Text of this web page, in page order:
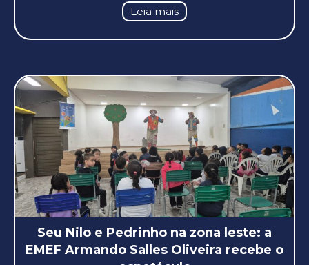
Leia mais
Seu Nilo e Pedrinho na zona leste: a
EMEF Armando Salles Oliveira recebe o